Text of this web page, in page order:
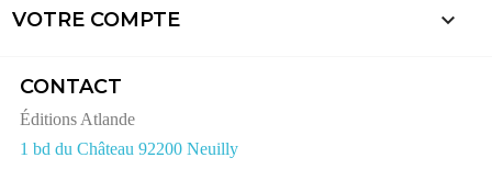
VOTRE COMPTE 
CONTACT
Éditions Atlande
1 bd du Château 92200 Neuilly